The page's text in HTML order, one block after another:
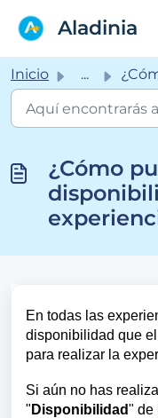
Aladinia
Inicio ... ¿Cómo puedo
¿Cómo
En todas las
disponibilidad que
para realizar la
Si aún no has
" Disponibilidad" de